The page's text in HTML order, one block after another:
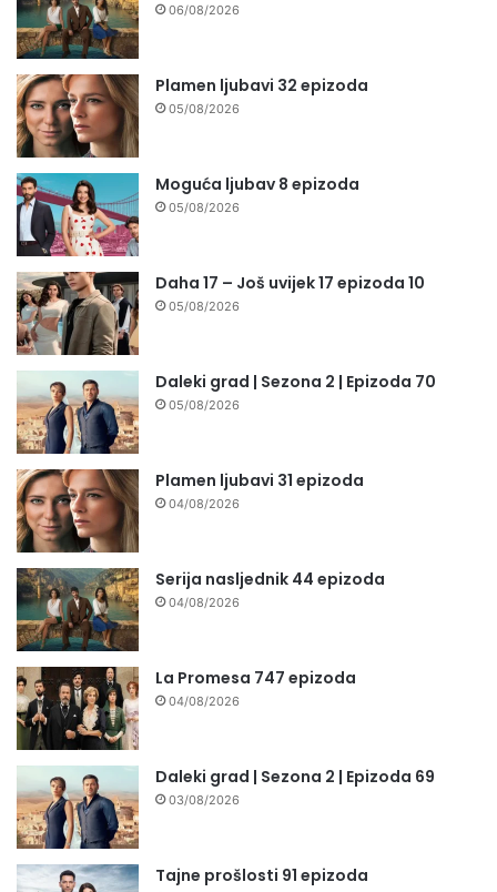
06/08/2026
Plamen ljubavi 32 epizoda
05/08/2026
Moguća ljubav 8 epizoda
05/08/2026
Daha 17 – Još uvijek 17 epizoda 10
05/08/2026
Daleki grad | Sezona 2 | Epizoda 70
05/08/2026
Plamen ljubavi 31 epizoda
04/08/2026
Serija nasljednik 44 epizoda
04/08/2026
La Promesa 747 epizoda
04/08/2026
Daleki grad | Sezona 2 | Epizoda 69
03/08/2026
Tajne prošlosti 91 epizoda